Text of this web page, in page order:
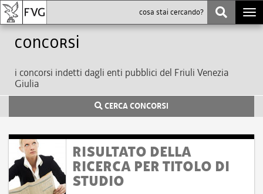
Concorsi
i concorsi indetti dagli enti pubblici del Friuli Venezia
Giulia
CERCA CONCORSI
RISULTATO DELLA
RICERCA PER TITOLO DI
STUDIO